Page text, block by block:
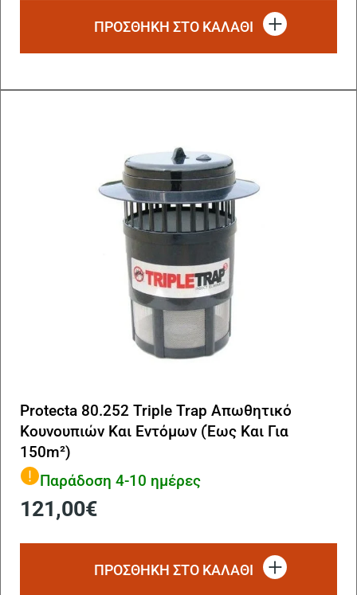
ΠΡΟΣΘΗΚΗ ΣΤΟ ΚΑΛΑΘΙ
Protecta 80.252 Triple Trap Απωθητικό
Κουνουπιών Και Eντόμων (Έως Και Για
150m²)
Παράδοση 4-10 ημέρες
121,00€
ΠΡΟΣΘΗΚΗ ΣΤΟ ΚΑΛΑΘΙ